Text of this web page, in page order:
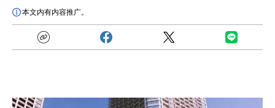
本文内有内容推广。